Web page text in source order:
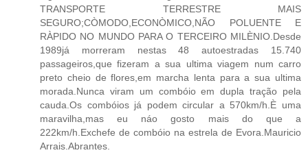
TRANSPORTE TERRESTRE MAIS
SEGURO;CÒMODO,ECONÒMICO,NÃO POLUENTE E
RÀPIDO NO MUNDO PARA O TERCEIRO MILÈNIO.Desde
1989já morreram nestas 48 autoestradas 15.740
passageiros,que fizeram a sua ultima viagem num carro
preto cheio de flores,em marcha lenta para a sua ultima
morada.Nunca viram um combóio em dupla tração pela
cauda.Os combóios já podem circular a 570km/h.È uma
maravilha,mas eu náo gosto mais do que a
222km/h.Exchefe de combóio na estrela de Evora.Mauricio
Arrais.Abrantes.